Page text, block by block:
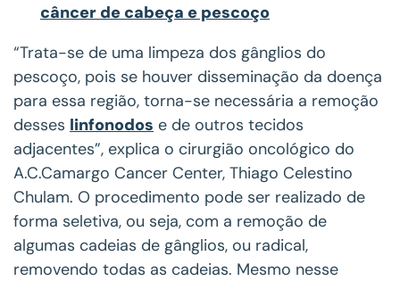
câncer de cabeça e pescoço
“Trata-se de uma limpeza dos gânglios do
pescoço, pois se houver disseminação da doença
para essa região, torna-se necessária a remoção
desses linfonodos e de outros tecidos
adjacentes”, explica o cirurgião oncológico do
A.C.Camargo Cancer Center, Thiago Celestino
Chulam. O procedimento pode ser realizado de
forma seletiva, ou seja, com a remoção de
algumas cadeias de gânglios, ou radical,
removendo todas as cadeias. Mesmo nesse